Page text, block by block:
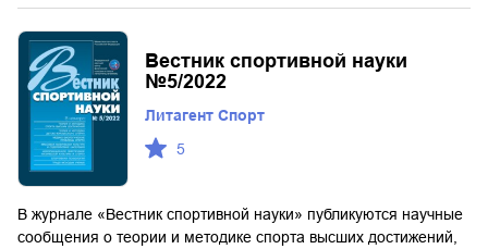
Вестник спортивной науки
№5/2022
Литагент Спорт
5
В журнале «Вестник спортивной науки» публикуются научные
сообщения о теории и методике спорта высших достижений,